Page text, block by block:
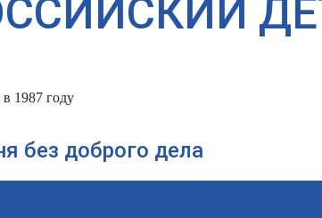
1987 году
без доброго дела